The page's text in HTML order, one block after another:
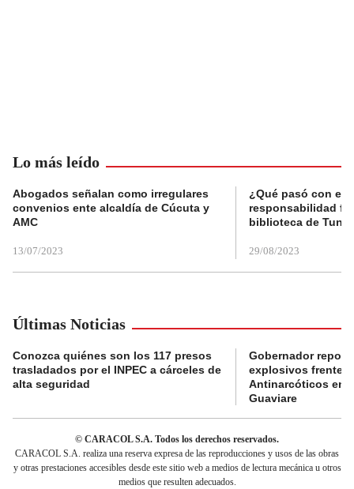
Lo más leído
Abogados señalan como irregulares
convenios ente alcaldía de Cúcuta y
AMC
13/07/2023
¿Qué pasó con el
responsabilidad
biblioteca de
29/08/2023
Últimas Noticias
Conozca quiénes son los 117 presos
trasladados por el INPEC a cárceles de
alta seguridad
Gobernador
explosivos frente a
Antinarcóticos en
Guaviare
© CARACOL S.A. Todos los derechos reservados.
CARACOL S.A. realiza una reserva expresa de las reproducciones y usos de las obras
y otras prestaciones accesibles desde este sitio web a medios de lectura mecánica u otros
medios que resulten adecuados.